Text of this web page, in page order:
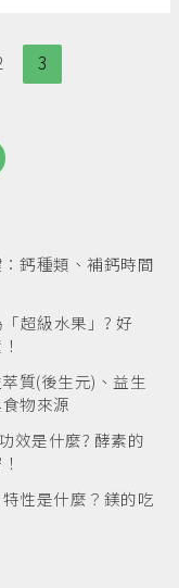
3
鈣種類、補鈣時間
超級水果」? 好
質(後生元)、益生
物來源
效是什麼? 酵素的
性是什麼？鎂的吃